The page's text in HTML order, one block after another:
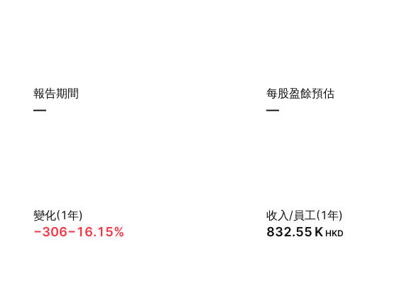
報告期間
—
每股盈餘預估
—
變化(1年)
−306−16.15%
收入/員工(1年)
‪832.55 K‬ HKD